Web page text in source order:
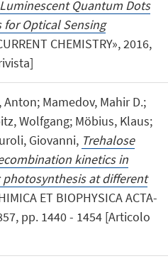
Quantum Dots
Optical Sensing
CHEMISTRY», 2016,
Mamedov, Mahir D.;
Wolfgang; Möbius, Klaus;
Giovanni, Trehalose
kinetics in
at different
ET BIOPHYSICA ACTA-
pp. 1440 - 1454 [Articolo